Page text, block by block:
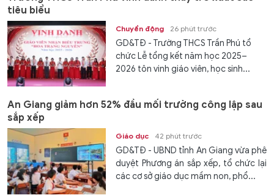
tiêu biểu
Chuyển động 26 phút trước
GD&TĐ - Trường THCS Trần Phú tổ
chức Lễ tổng kết năm học 2025–
2026 tôn vinh giáo viên, học sinh...
An Giang giảm hơn 52% đầu mối trường công lập sau
sắp xếp
Giáo dục 42 phút trước
GD&TĐ - UBND tỉnh An Giang vừa phê
duyệt Phương án sắp xếp, tổ chức lại
các cơ sở giáo dục mầm non, phổ...